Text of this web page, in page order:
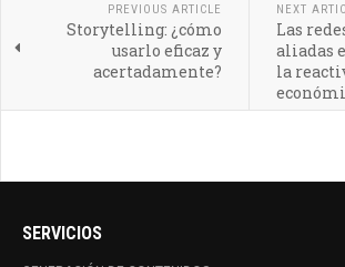
PREVIOUS ARTICLE
Storytelling: ¿cómo
usarlo eficaz y
acertadamente?
NEXT
Las
aliadas
la
SERVICIOS